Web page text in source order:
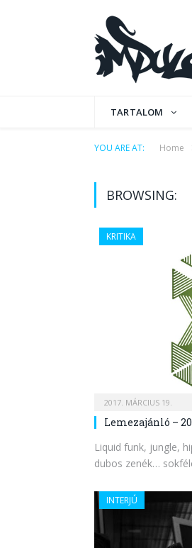
TARTALOM
YOU ARE AT: Home
BROWSING:
KRITIKA
2017. MÁRCIUS 19.
Lemezajánló –
Liquid funk, jungle,
dubos zenék…
INTERJÚ